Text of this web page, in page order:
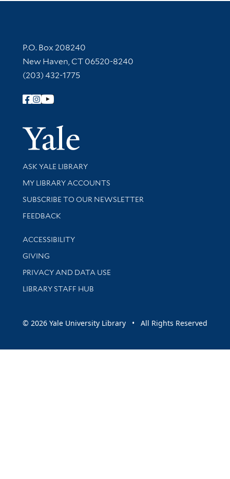
Contact Information
P.O. Box 208240
New Haven, CT 06520-8240
(203) 432-1775
Follow Yale Library
Yale
Library Services
ASK YALE LIBRARY
Get research help and support
MY LIBRARY ACCOUNTS
SUBSCRIBE TO OUR NEWSLETTER
Stay updated with library news and events
FEEDBACK
Library Information
ACCESSIBILITY
GIVING
PRIVACY AND DATA USE
LIBRARY STAFF HUB
© 2026 Yale University Library • All Rights Reserved